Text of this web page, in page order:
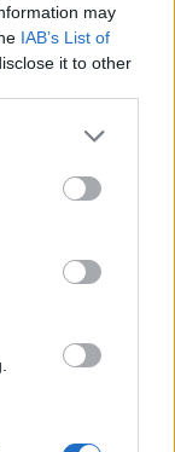
may
IAB’s List of
it to other
more Google
may click to
party tags to
below Google
accoglienza
furto da
tornano
ancora fino a